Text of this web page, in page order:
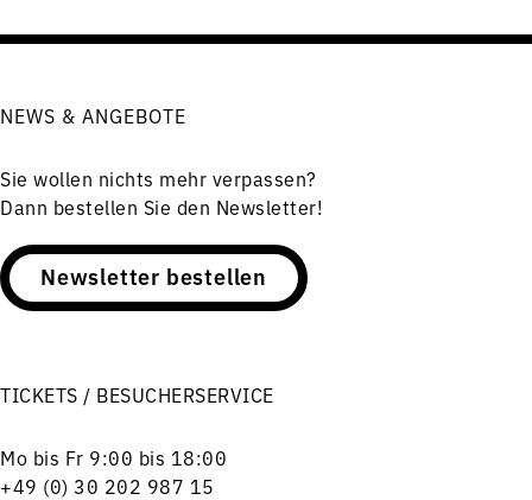
NEWS & ANGEBOTE
Sie wollen nichts mehr verpassen?
Dann bestellen Sie den Newsletter!
Newsletter bestellen
TICKETS / BESUCHERSERVICE
Mo bis Fr 9:00 bis 18:00
+49 (0) 30 202 987 15